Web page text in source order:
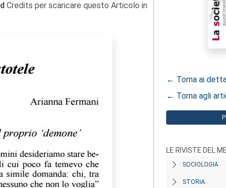
Credits per scaricare questo Articolo in
← Torna ai
← Torna agli
LE RIVISTE DEL
SOCIOLOGIA
STORIA